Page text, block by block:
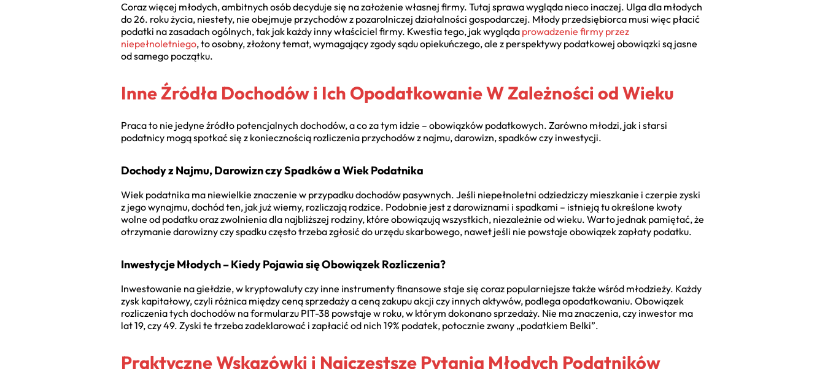
Coraz więcej młodych, ambitnych osób decyduje się na założenie własnej firmy. Tutaj sprawa wygląda nieco inaczej. Ulga dla młodych
do 26. roku życia, niestety, nie obejmuje przychodów z pozarolniczej działalności gospodarczej. Młody przedsiębiorca musi więc płacić
podatki na zasadach ogólnych, tak jak każdy inny właściciel firmy. Kwestia tego, jak wygląda prowadzenie firmy przez
niepełnoletniego, to osobny, złożony temat, wymagający zgody sądu opiekuńczego, ale z perspektywy podatkowej obowiązki są jasne
od samego początku.
Inne Źródła Dochodów i Ich Opodatkowanie W Zależności od Wieku
Praca to nie jedyne źródło potencjalnych dochodów, a co za tym idzie – obowiązków podatkowych. Zarówno młodzi, jak i starsi
podatnicy mogą spotkać się z koniecznością rozliczenia przychodów z najmu, darowizn, spadków czy inwestycji.
Dochody z Najmu, Darowizn czy Spadków a Wiek Podatnika
Wiek podatnika ma niewielkie znaczenie w przypadku dochodów pasywnych. Jeśli niepełnoletni odziedziczy mieszkanie i czerpie zyski
z jego wynajmu, dochód ten, jak już wiemy, rozliczają rodzice. Podobnie jest z darowiznami i spadkami – istnieją tu określone kwoty
wolne od podatku oraz zwolnienia dla najbliższej rodziny, które obowiązują wszystkich, niezależnie od wieku. Warto jednak pamiętać, że
otrzymanie darowizny czy spadku często trzeba zgłosić do urzędu skarbowego, nawet jeśli nie powstaje obowiązek zapłaty podatku.
Inwestycje Młodych – Kiedy Pojawia się Obowiązek Rozliczenia?
Inwestowanie na giełdzie, w kryptowaluty czy inne instrumenty finansowe staje się coraz popularniejsze także wśród młodzieży. Każdy
zysk kapitałowy, czyli różnica między ceną sprzedaży a ceną zakupu akcji czy innych aktywów, podlega opodatkowaniu. Obowiązek
rozliczenia tych dochodów na formularzu PIT-38 powstaje w roku, w którym dokonano sprzedaży. Nie ma znaczenia, czy inwestor ma
lat 19, czy 49. Zyski te trzeba zadeklarować i zapłacić od nich 19% podatek, potocznie zwany „podatkiem Belki”.
Praktyczne Wskazówki i Najczęstsze Pytania Młodych Podatników